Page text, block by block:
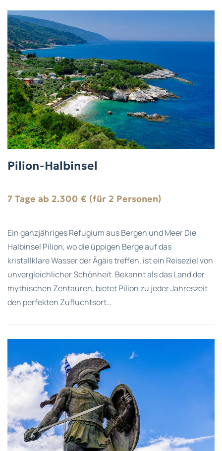
Pilion-Halbinsel
7 Tage ab 2.300 € (für 2 Personen)
Ein ganzjähriges Refugium aus Bergen und Meer Die
Halbinsel Pilion, wo die üppigen Berge auf das
kristallklare Wasser der Ägäis treffen, ist ein Reiseziel von
unvergleichlicher Schönheit. Bekannt als das Land der
mythischen Zentauren, bietet Pilion zu jeder Jahreszeit
den perfekten Zufluchtsort…